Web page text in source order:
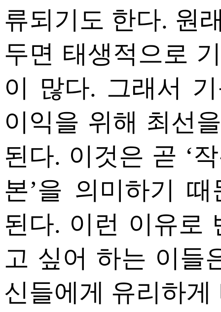
류되기도 한다. 원
두면 태생적으로
이 많다. 그래서
이익을 위해 최선
된다. 이것은 곧 ‘
본’을 의미하기
된다. 이런 이유로
고 싶어 하는 이들
신들에게 유리하